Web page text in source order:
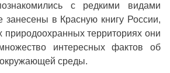
с редкими видами
занесены в Красную книгу России,
природоохранных территориях они
интересных фактов об
окружающей среды.